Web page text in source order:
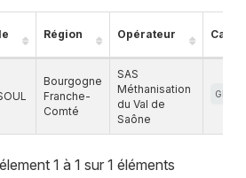
Région Opérateur
Bourgogne
Franche-
Comté
SAS
Méthanisation
du Val de
Saône
GNC
1 à 1 sur 1 éléments